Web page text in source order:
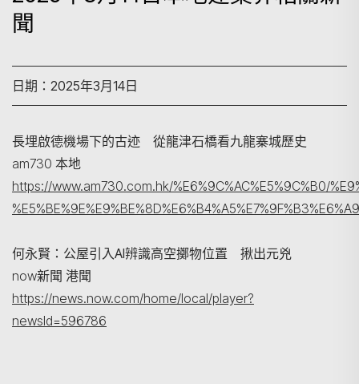
聞
日期：2025年3月14日
長埋啟德機場下的古迹 從龍津石橋看九龍寨城歷史
am730 本地
https://www.am730.com.hk/%E6%9C%AC%E5%9C%B0/
何永賢：公屋引入AI辨識高空擲物位置 揪出元兇
now新聞 港聞
https://news.now.com/home/local/player?
newsId=596786